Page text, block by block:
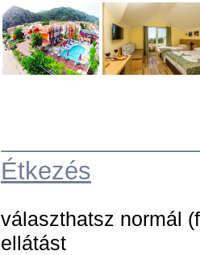
Étkezés
választhatsz normál
ellátást